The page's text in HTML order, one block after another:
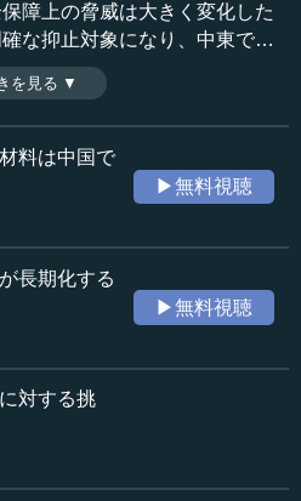
障上の脅威は大きく変化した
な抑止対象になり、中東では
った。中国の軍備増強も油断
保地方総監・吉田正紀氏が、
を明快に論じる。（全５話中
対ロ認識
１０と、今年(２０１５年)の２
２０１５を、現在の情勢を前
白いことが分かります。
を見る ▼
料は中国で
▶無料視聴
長期化する
▶無料視聴
対する挑